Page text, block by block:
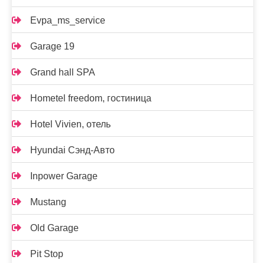
Evpa_ms_service
Garage 19
Grand hall SPA
Hometel freedom, гостиница
Hotel Vivien, отель
Hyundai Сэнд-Авто
Inpower Garage
Mustang
Old Garage
Pit Stop